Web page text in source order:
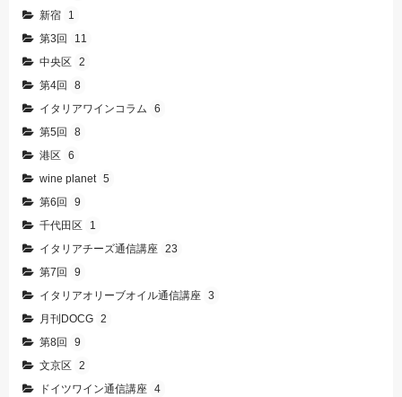
新宿
1
第3回
11
中央区
2
第4回
8
イタリアワインコラム
6
第5回
8
港区
6
wine planet 5
第6回
9
千代田区
1
イタリアチーズ通信講座 23
第7回
9
イタリアオリーブオイル通信講座 3
月刊DOCG 2
第8回
9
文京区
2
ドイツワイン通信講座 4